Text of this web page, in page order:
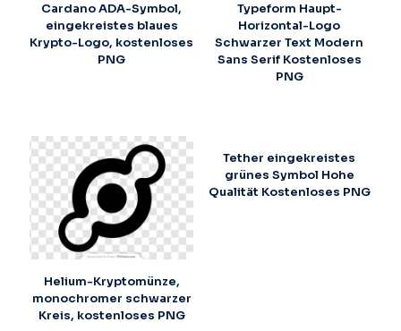
Cardano ADA-Symbol,
eingekreistes blaues
Krypto-Logo, kostenloses
PNG
Typeform Haupt-
Horizontal-Logo
Schwarzer Text Modern
Sans Serif Kostenloses
PNG
Helium-Kryptomünze,
monochromer schwarzer
Kreis, kostenloses PNG
Tether eingekreistes
grünes Symbol Hohe
Qualität Kostenloses PNG